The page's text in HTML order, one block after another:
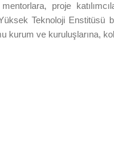
proje
Teknoloji
kurum ve kuruluşlarına,